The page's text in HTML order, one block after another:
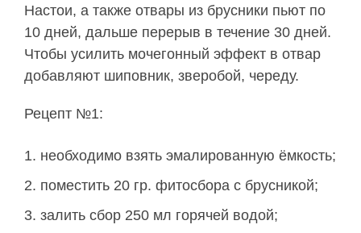
Настои, а также отвары из брусники пьют по
10 дней, дальше перерыв в течение 30 дней.
Чтобы усилить мочегонный эффект в отвар
добавляют шиповник, зверобой, череду.
Рецепт №1:
необходимо взять эмалированную ёмкость;
поместить 20 гр. фитосбора с брусникой;
залить сбор 250 мл горячей водой;